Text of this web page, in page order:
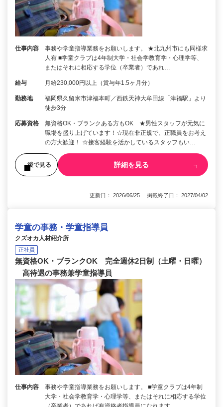
仕事内容
事務や学童指導業務をお願いします。 ★北九州市にも同様求
人有 ■学童クラブは4年制大学・社会学教育学・心理学等、
またはそれに相応する学位（卒業者）であれ…
給与 月給230,000円以上（賞与年1.5ヶ月分）
勤務地
福岡県久留米市津福本町／西鉄天神大牟田線「津福駅」より
徒歩3分
応募資格
無資格OK・ブランクある方もOK ★男性スタッフが元気に
職場を盛り上げています！☆現在非正規で、正職員をお考え
の方大歓迎！ ☆接客経験を活かしているスタッフもい…
後で見る 詳細を見る
更新日： 2026/06/25 掲載終了日： 2027/04/02
学童の事務・学童指導員
クズオカ人材紹介所
正社員
無資格OK・ブランクOK 完全週休2日制（土曜・日曜）
高待遇の事務兼学童指導員
仕事内容
事務や学童指導業務をお願いします。 ■学童クラブは4年制
大学・社会学教育学・心理学等、またはそれに相応する学位